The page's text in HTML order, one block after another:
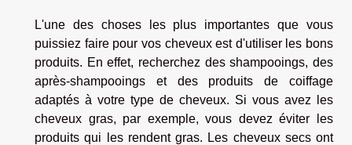
L'une des choses les plus importantes que vous
puissiez faire pour vos cheveux est d'utiliser les bons
produits. En effet, recherchez des shampooings, des
après-shampooings et des produits de coiffage
adaptés à votre type de cheveux. Si vous avez les
cheveux gras, par exemple, vous devez éviter les
produits qui les rendent gras. Les cheveux secs ont